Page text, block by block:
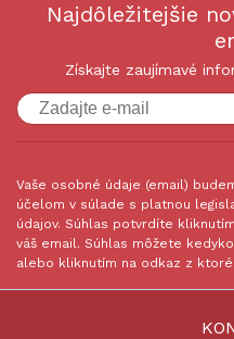
Najdôležitejšie
Získajte zaujímavé
Vaše osobné údaje (email)
účelom v súlade s platnou
údajov. Súhlas potvrdíte
váš email. Súhlas môžete
alebo kliknutím na odkaz z